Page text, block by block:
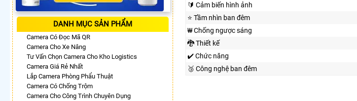
DANH MỤC SẢN PHẨM
Camera Có Đọc Mã QR
Camera Cho Xe Nâng
Tư Vấn Chọn Camera Cho Kho Logistics
Camera Giá Rẻ Nhất
Lắp Camera Phòng Phẩu Thuật
Camera Có Chống Trộm
Camera Cho Công Trình Chuyên Dụng
🔰 Cảm biến hình ảnh
⭐ Tầm nhìn ban đêm
₩ Chống ngược sáng
🐉️ Thiết kế
✔️ Chức năng
🥉 Công nghệ ban đêm